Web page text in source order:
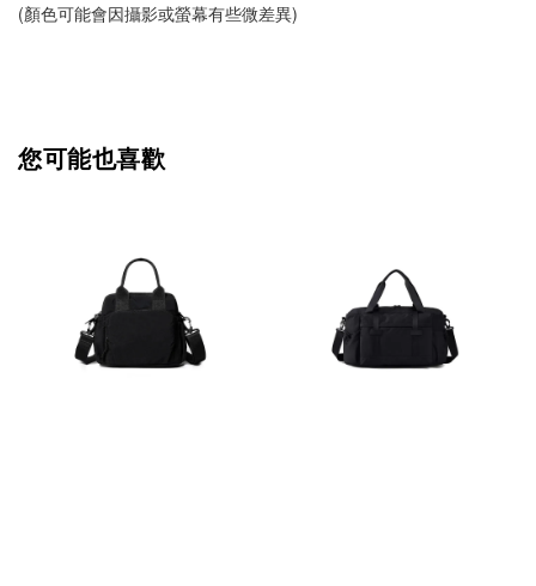
(顏色可能會因攝影或螢幕有些微差異)
您可能也喜歡